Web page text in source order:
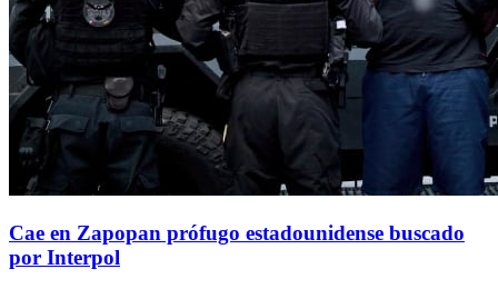
Cae en Zapopan prófugo estadounidense buscado
por Interpol